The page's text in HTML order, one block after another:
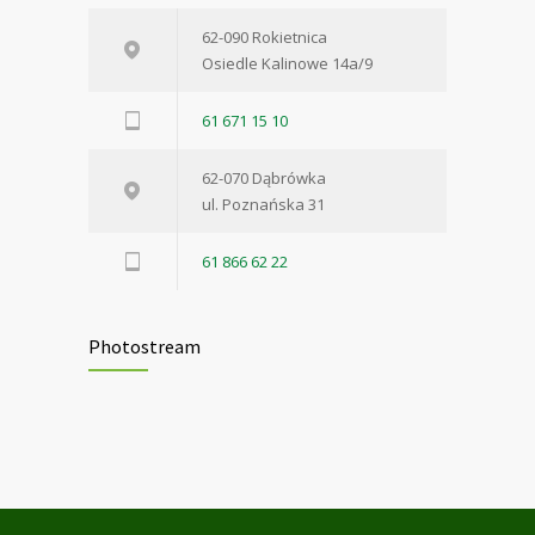
62-090 Rokietnica
Osiedle Kalinowe 14a/9
61 671 15 10
62-070 Dąbrówka
ul. Poznańska 31
61 866 62 22
Photostream